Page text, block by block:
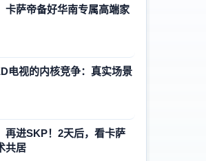
卡萨帝备好华南专属高端家
电视的内核竞争：真实场景
再进SKP！2天后，看卡萨
共居